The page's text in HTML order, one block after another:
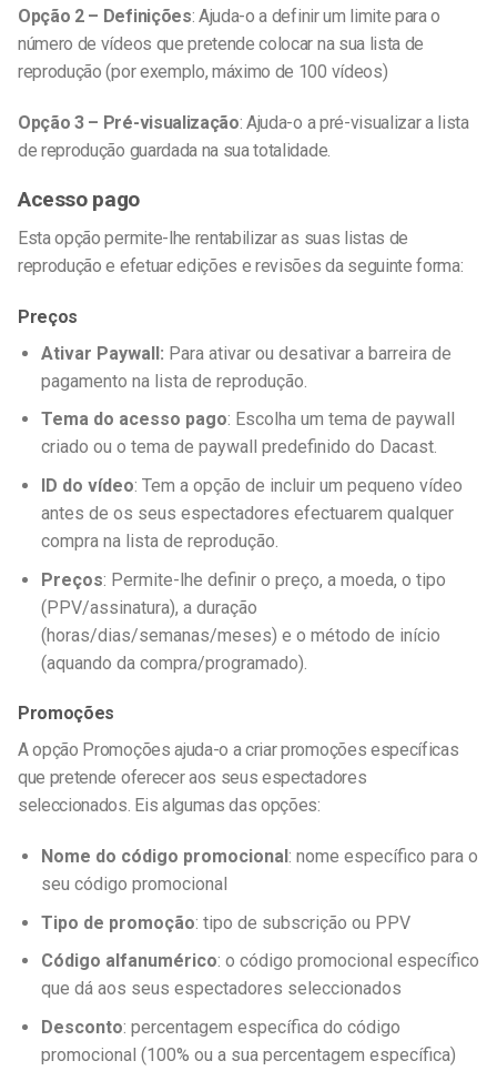
Opção 2 – Definições: Ajuda-o a definir um limite para o
número de vídeos que pretende colocar na sua lista de
reprodução (por exemplo, máximo de 100 vídeos)
Opção 3 – Pré-visualização: Ajuda-o a pré-visualizar a lista
de reprodução guardada na sua totalidade.
Acesso pago
Esta opção permite-lhe rentabilizar as suas listas de
reprodução e efetuar edições e revisões da seguinte forma:
Preços
Ativar Paywall: Para ativar ou desativar a barreira de
pagamento na lista de reprodução.
Tema do acesso pago: Escolha um tema de paywall
criado ou o tema de paywall predefinido do Dacast.
ID do vídeo: Tem a opção de incluir um pequeno vídeo
antes de os seus espectadores efectuarem qualquer
compra na lista de reprodução.
Preços: Permite-lhe definir o preço, a moeda, o tipo
(PPV/assinatura), a duração
(horas/dias/semanas/meses) e o método de início
(aquando da compra/programado).
Promoções
A opção Promoções ajuda-o a criar promoções específicas
que pretende oferecer aos seus espectadores
seleccionados. Eis algumas das opções:
Nome do código promocional : nome específico para o
seu código promocional
Tipo de promoção: tipo de subscrição ou PPV
Código alfanumérico: o código promocional específico
que dá aos seus espectadores seleccionados
Desconto: percentagem específica do código
promocional (100% ou a sua percentagem específica)